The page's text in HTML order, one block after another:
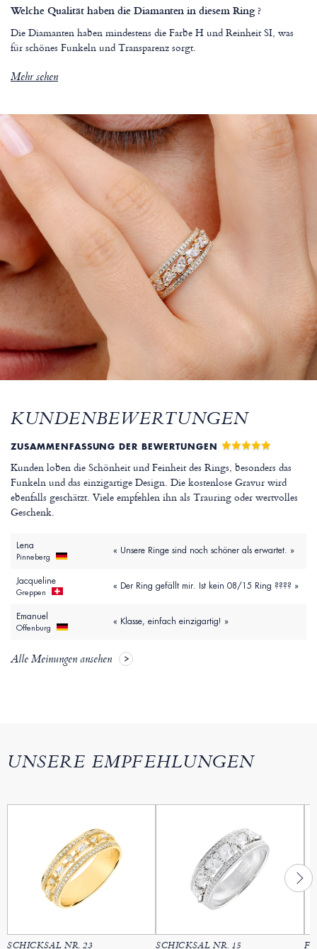
Welche Qualität haben die Diamanten in diesem Ring ?
Die Diamanten haben mindestens die Farbe H und Reinheit SI, was
für schönes Funkeln und Transparenz sorgt.
Mehr sehen
KUNDENBEWERTUNGEN
ZUSAMMENFASSUNG DER BEWERTUNGEN
Kunden loben die Schönheit und Feinheit des Rings, besonders das
Funkeln und das einzigartige Design. Die kostenlose Gravur wird
ebenfalls geschätzt. Viele empfehlen ihn als Trauring oder wertvolles
Geschenk.
Lena
Pinneberg
« Unsere Ringe sind noch schöner als erwartet. »
Jacqueline
Greppen
« Der Ring gefällt mir. Ist kein 08/15 Ring ???? »
Emanuel
Offenburg
« Klasse, einfach einzigartig! »
Alle Meinungen ansehen
UNSERE EMPFEHLUNGEN